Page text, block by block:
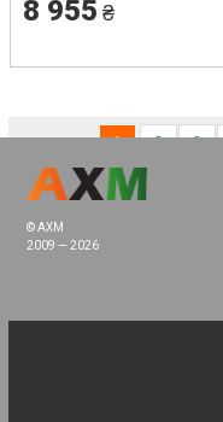
8 955 ₴
1(current)
2 3
© AXM
2009 — 2026